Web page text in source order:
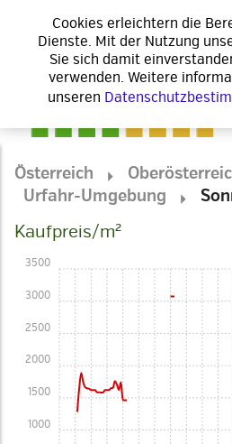
Österreich
Urfahr-Umgebung
Kaufpreis/m²
1000
1500
2000
2500
3000
3500
Cookies erleichtern die
Dienste. Mit der Nutzung
Sie sich damit
verwenden. Weitere
unseren